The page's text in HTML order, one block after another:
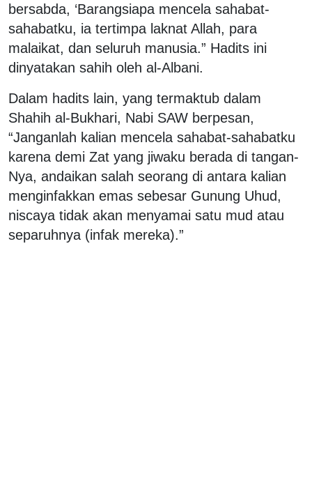
bersabda, ‘Barangsiapa mencela sahabat-
sahabatku, ia tertimpa laknat Allah, para
malaikat, dan seluruh manusia.” Hadits ini
dinyatakan sahih oleh al-Albani.
Dalam hadits lain, yang termaktub dalam
Shahih al-Bukhari, Nabi SAW berpesan,
“Janganlah kalian mencela sahabat-sahabatku
karena demi Zat yang jiwaku berada di tangan-
Nya, andaikan salah seorang di antara kalian
menginfakkan emas sebesar Gunung Uhud,
niscaya tidak akan menyamai satu mud atau
separuhnya (infak mereka).”